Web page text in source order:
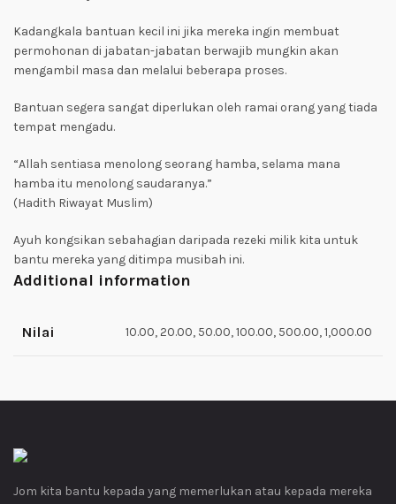
Kadangkala bantuan kecil ini jika mereka ingin membuat
permohonan di jabatan-jabatan berwajib mungkin akan
mengambil masa dan melalui beberapa proses.
Bantuan segera sangat diperlukan oleh ramai orang yang tiada
tempat mengadu.
“Allah sentiasa menolong seorang hamba, selama mana
hamba itu menolong saudaranya.”
(Hadith Riwayat Muslim)
Ayuh kongsikan sebahagian daripada rezeki milik kita untuk
bantu mereka yang ditimpa musibah ini.
Additional information
Nilai 10.00, 20.00, 50.00, 100.00, 500.00, 1,000.00
Jom kita bantu kepada yang memerlukan atau kepada mereka